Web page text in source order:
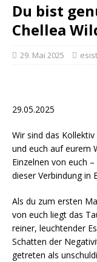
Du bist
Chellea
29. Mai 2025
29.05.2025
Wir sind das
und euch auf eurem
Einzelnen von euch
dieser Verbindung in
Als du zum ersten
von euch liegt das
reiner, leuchtender
Schatten der
getreten als